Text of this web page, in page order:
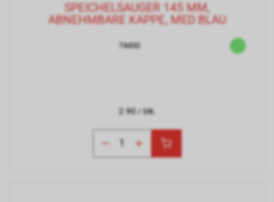
SPEICHELSAUGER 145 MM,
ABNEHMBARE KAPPE, MED BLAU
74430
2.90/ Stk.